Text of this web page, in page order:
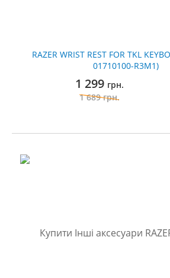
RAZER WRIST REST FOR TKL
01710100-R3M1)
1 299 грн.
1 689грн.